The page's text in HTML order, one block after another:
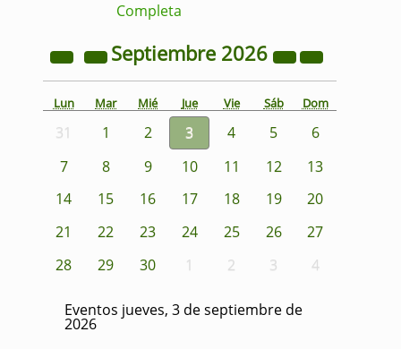
Completa
Septiembre 2026
Lun Mar Mié Jue Vie Sáb Dom
31 1 2 3 4 5
6
7
8 9 10 11 12
13
14
15 16 17 18 19
20
21
22 23 24 25 26
27
28
29 30 1 2 3 4
Eventos jueves, 3 de septiembre de
2026